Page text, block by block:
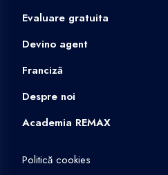
Evaluare gratuita
Devino agent
Franciză
Despre noi
Academia REMAX
Politică cookies